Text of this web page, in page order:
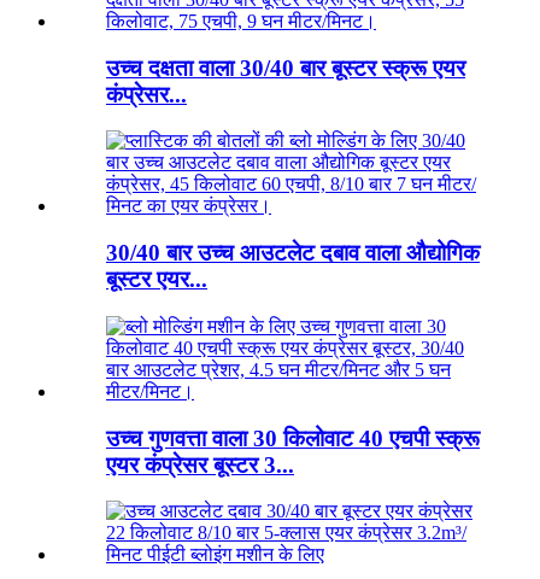
उच्च दक्षता वाला 30/40 बार बूस्टर स्क्रू एयर
कंप्रेसर...
30/40 बार उच्च आउटलेट दबाव वाला औद्योगिक
बूस्टर एयर...
उच्च गुणवत्ता वाला 30 किलोवाट 40 एचपी स्क्रू
एयर कंप्रेसर बूस्टर 3...